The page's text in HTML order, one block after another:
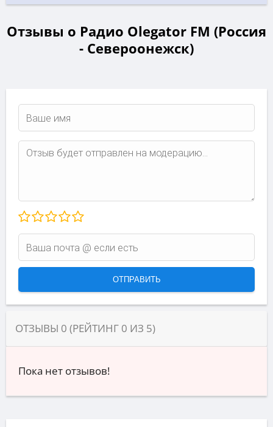
Отзывы о Радио Olegator FM (Россия
- Североонежск)
ОТЗЫВЫ 0 (РЕЙТИНГ 0 ИЗ 5)
Пока нет отзывов!